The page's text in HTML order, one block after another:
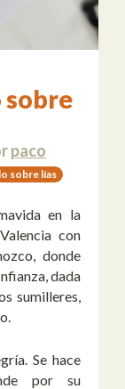
sobre
paco
sobre lías
en la
con
donde
dada
sumilleres,
Se hace
por su